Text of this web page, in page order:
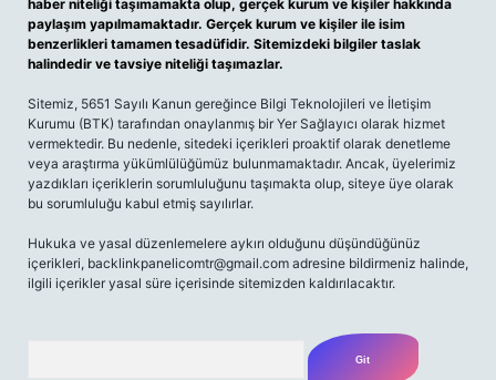
haber niteliği taşımamakta olup, gerçek kurum ve kişiler hakkında
paylaşım yapılmamaktadır. Gerçek kurum ve kişiler ile isim
benzerlikleri tamamen tesadüfidir. Sitemizdeki bilgiler taslak
halindedir ve tavsiye niteliği taşımazlar.
Sitemiz, 5651 Sayılı Kanun gereğince Bilgi Teknolojileri ve İletişim
Kurumu (BTK) tarafından onaylanmış bir Yer Sağlayıcı olarak hizmet
vermektedir. Bu nedenle, sitedeki içerikleri proaktif olarak denetleme
veya araştırma yükümlülüğümüz bulunmamaktadır. Ancak, üyelerimiz
yazdıkları içeriklerin sorumluluğunu taşımakta olup, siteye üye olarak
bu sorumluluğu kabul etmiş sayılırlar.
Hukuka ve yasal düzenlemelere aykırı olduğunu düşündüğünüz
içerikleri, backlinkpanelicomtr@gmail.com adresine bildirmeniz halinde,
ilgili içerikler yasal süre içerisinde sitemizden kaldırılacaktır.